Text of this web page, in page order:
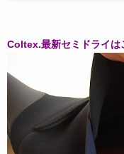
Coltex.最新セミドライは